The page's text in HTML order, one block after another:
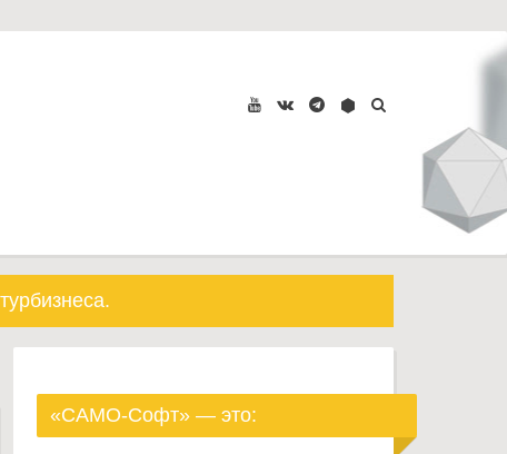
«САМО-Софт» — это: